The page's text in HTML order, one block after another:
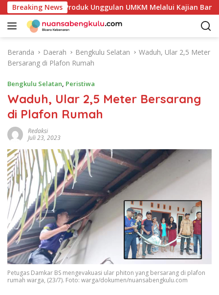
a
Breaking News
Potensi Produk Unggulan UMKM Melalui Kajian Bank
Beranda Daerah Bengkulu Selatan
Waduh, Ular 2,5 Meter
Bersarang di Plafon Rumah
Bengkulu Selatan, Peristiwa
Waduh, Ular 2,5 Meter Bersarang
di Plafon Rumah
Redaksi
Juli 23, 2023
Petugas Damkar BS mengevakuasi ular phiton yang bersarang di plafon
rumah warga, (23/7). Foto: warga/dokumen/nuansabengkulu.com